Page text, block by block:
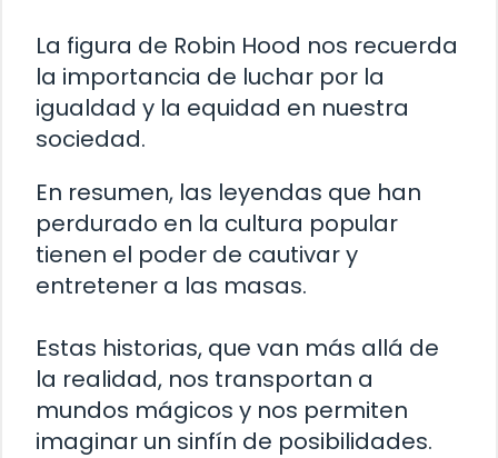
La figura de Robin Hood nos recuerda
la importancia de luchar por la
igualdad y la equidad en nuestra
sociedad.
En resumen, las leyendas que han
perdurado en la cultura popular
tienen el poder de cautivar y
entretener a las masas.
Estas historias, que van más allá de
la realidad, nos transportan a
mundos mágicos y nos permiten
imaginar un sinfín de posibilidades.